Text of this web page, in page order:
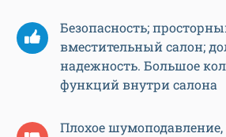
Безопасность;
вместительный салон;
надежность. Большое
функций внутри салона
Плохое шумоподавление,